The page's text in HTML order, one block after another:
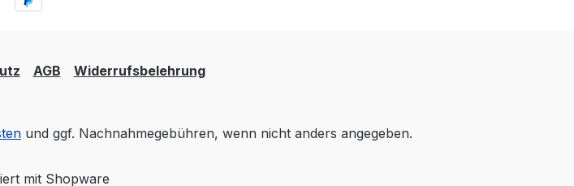
AGB Widerrufsbelehrung
und ggf. Nachnahmegebühren, wenn nicht anders angegeben.
mit Shopware